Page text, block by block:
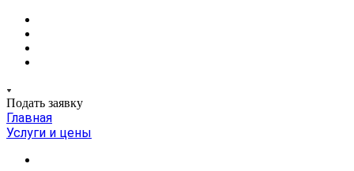
Подать заявку
Главная
Услуги и цены